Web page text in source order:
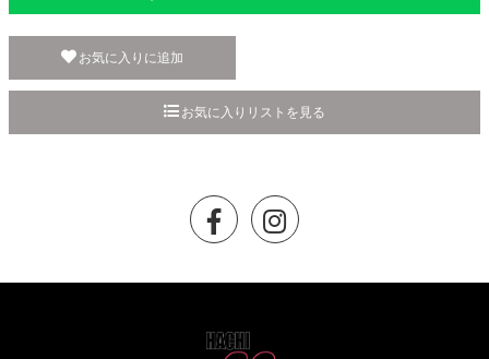
お気に入りに追加
お気に入りリストを見る